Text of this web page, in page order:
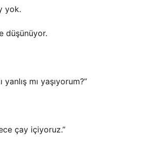
yok.
düşünüyor.
mı yaşıyorum?”
çay içiyoruz.”